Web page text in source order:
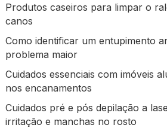
Produtos caseiros para limpar o
canos
Como identificar um entupimento
problema maior
Cuidados essenciais com imóveis
nos encanamentos
Cuidados pré e pós depilação a
irritação e manchas no rosto